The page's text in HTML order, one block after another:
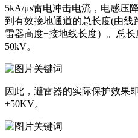
5kA/μs雷电冲击电流，电感压
到有效接地通道的总长度(由线
雷器高度+接地线长度）。总
50kV。
因此，避雷器的实际保护效果
+50KV。